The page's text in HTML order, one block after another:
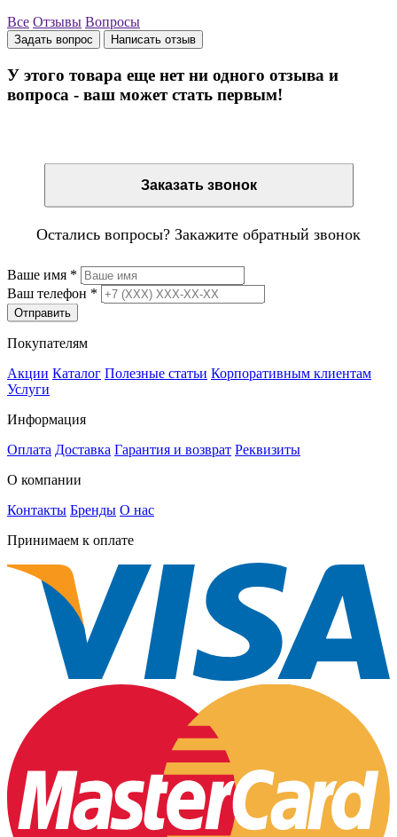
Все Отзывы Вопросы
Задать вопрос Написать отзыв
У этого товара еще нет ни одного отзыва и
вопроса - ваш может стать первым!
Заказать звонок
Остались вопросы? Закажите обратный звонок
Ваше имя *
Ваш телефон *
Отправить
Покупателям
Акции Каталог Полезные статьи Корпоративным клиентам
Услуги
Информация
Оплата Доставка Гарантия и возврат Реквизиты
О компании
Контакты Бренды О нас
Принимаем к оплате